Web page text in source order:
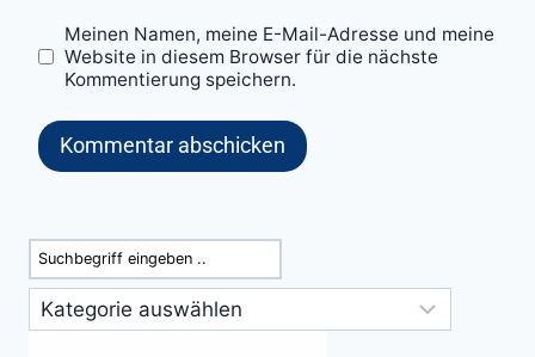
Meinen Namen, meine E-Mail-Adresse und meine
Website in diesem Browser für die nächste
Kommentierung speichern.
Suchen
Kategorien